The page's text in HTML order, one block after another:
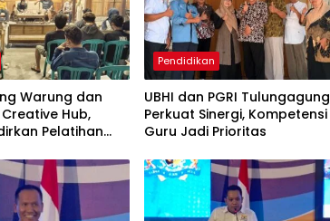
Warung dan
Hub,
Pelatihan
Pendidikan
UBHI dan PGRI Tulungagung
Perkuat Sinergi, Kompetensi
Guru Jadi Prioritas